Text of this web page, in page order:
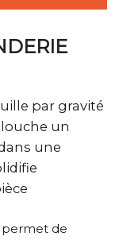
par gravité
louche un
une
de